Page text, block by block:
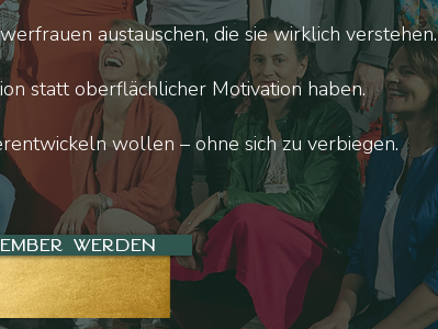
austauschen, die sie wirklich verstehen.
statt oberflächlicher Motivation haben.
wollen – ohne sich zu verbiegen.
werden